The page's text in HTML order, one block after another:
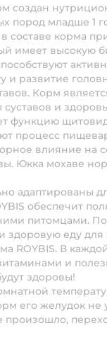
создан
пород младше 1
корма
имеет высокую
развитие
Корм
и
функцию
процесс
влияние на
Юкка мохаве
адаптированы
обеспечит
питомцами.
здоровую еду
ROYBIS. В
и
здоровы!
его желудок не